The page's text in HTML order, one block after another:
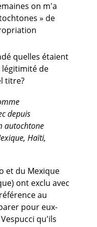
on m'a
» de
quelles étaient
de
titre?
depuis
autochtone
Haïti,
et du Mexique
ont exclu avec
au
pour eux-
qu'ils